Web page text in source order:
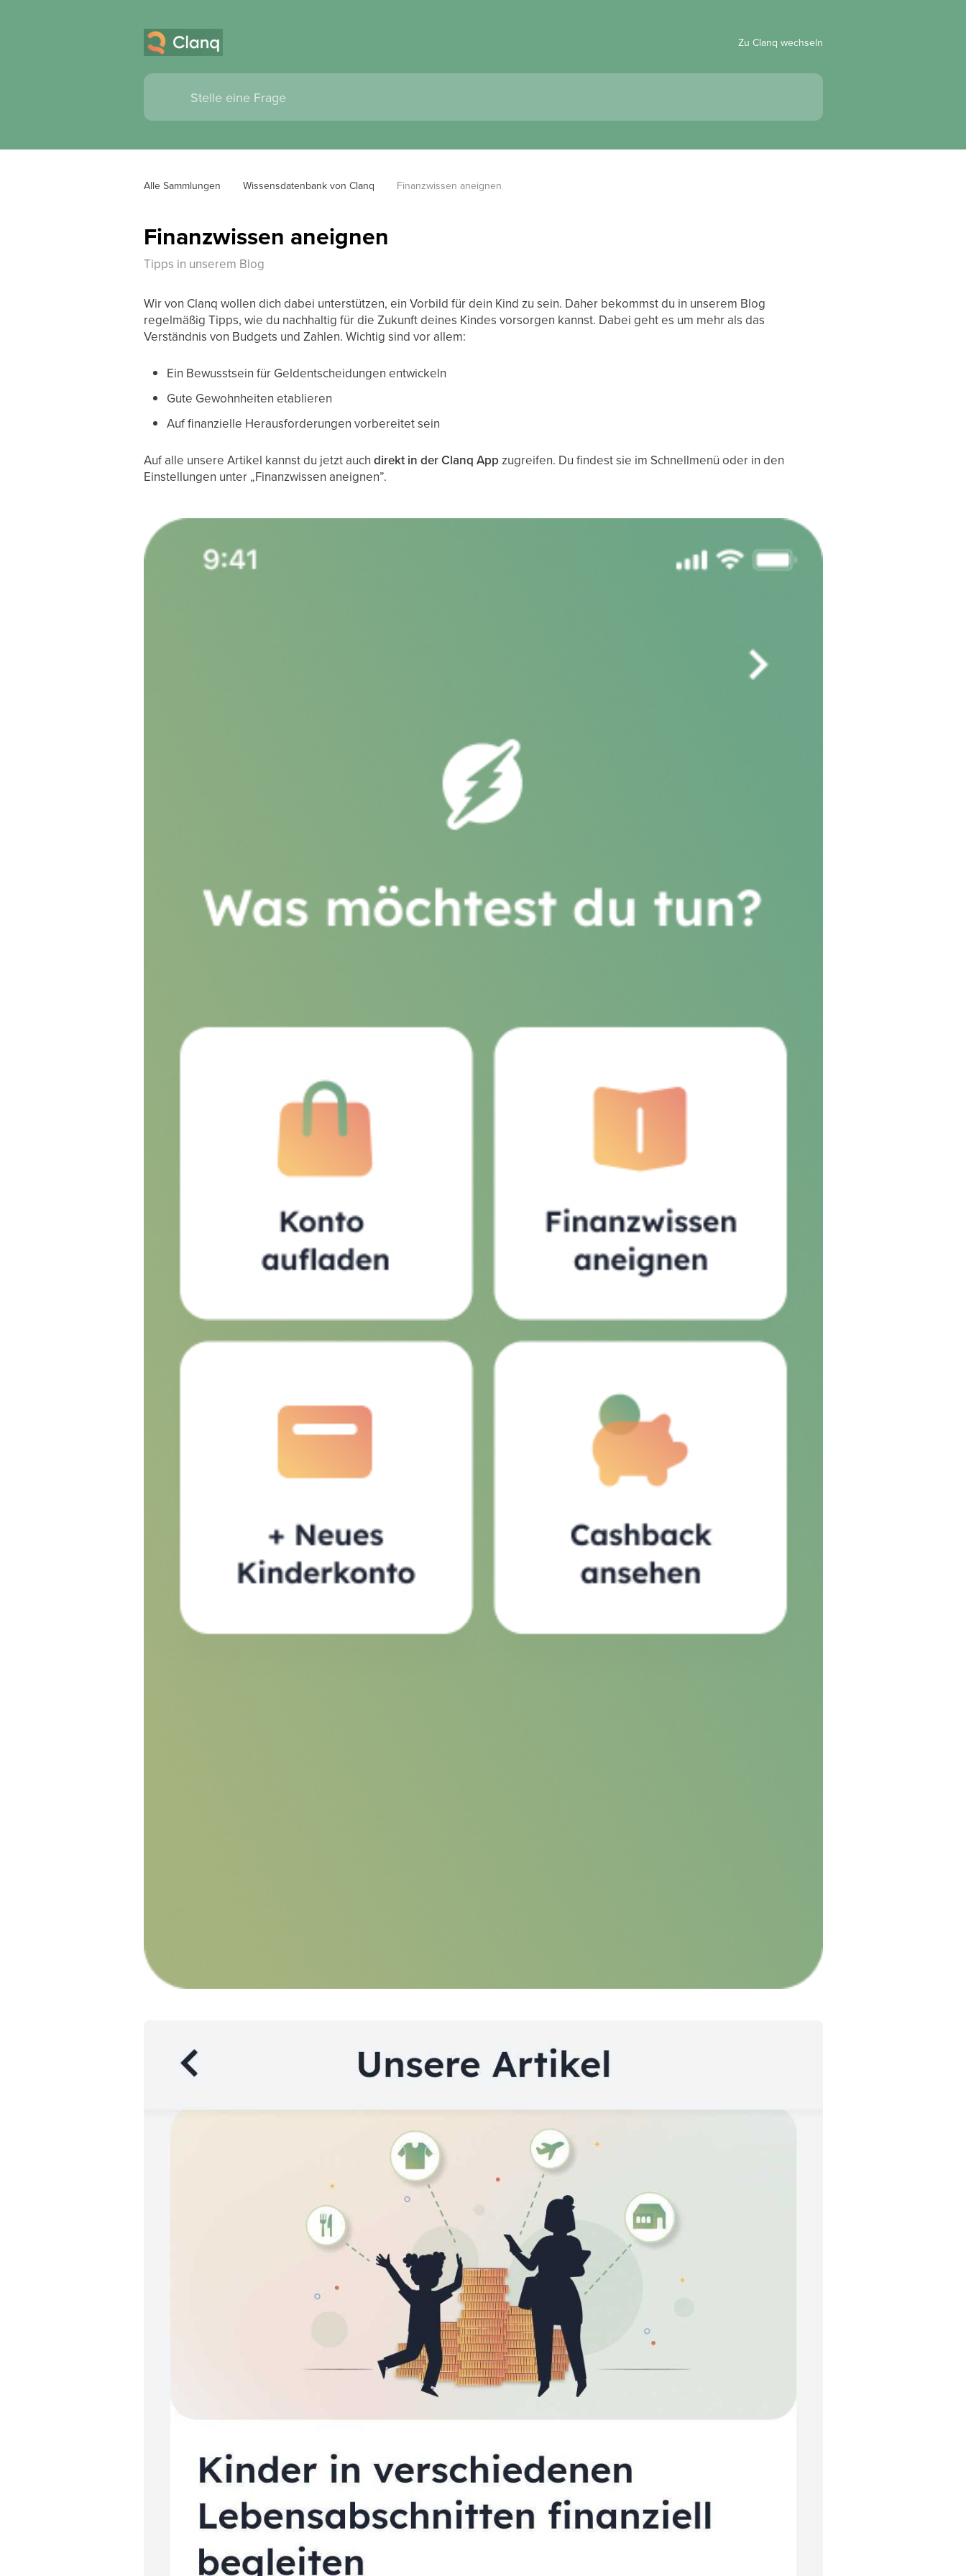
Zu Clanq wechseln
Alle Sammlungen Wissensdatenbank von Clanq Finanzwissen aneignen
Finanzwissen aneignen
Tipps in unserem Blog
Wir von Clanq wollen dich dabei unterstützen, ein Vorbild für dein Kind zu sein. Daher bekommst du in unserem Blog
regelmäßig Tipps, wie du nachhaltig für die Zukunft deines Kindes vorsorgen kannst. Dabei geht es um mehr als das
Verständnis von Budgets und Zahlen. Wichtig sind vor allem:
Ein Bewusstsein für Geldentscheidungen entwickeln
Gute Gewohnheiten etablieren
Auf finanzielle Herausforderungen vorbereitet sein
Auf alle unsere Artikel kannst du jetzt auch direkt in der Clanq Appzugreifen. Du findest sie im Schnellmenü oder in den
Einstellungen unter „Finanzwissen aneignen”.